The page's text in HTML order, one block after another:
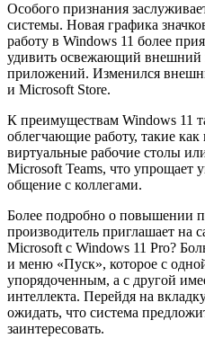
Особого признания
системы. Новая графика
работу в Windows 11 более
удивить освежающий внешний
приложений. Изменился
и Microsoft Store.
К преимуществам Windows 11
облегчающие работу, такие как
виртуальные рабочие столы
Microsoft Teams, что упрощает
общение с коллегами.
Более подробно о повышении
производитель приглашает на
Microsoft с Windows 11 Pro?
и меню «Пуск», которое с
упорядоченным, а с другой
интеллекта. Перейдя на
ожидать, что система
заинтересовать.